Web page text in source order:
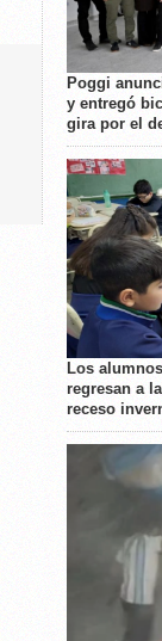
Poggi
y entregó
gira por el
Los
regresan a
receso